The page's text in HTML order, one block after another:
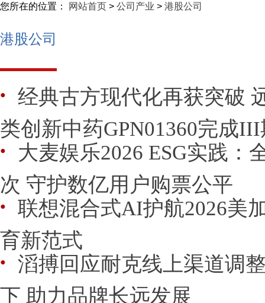
您所在的位置： 网站首页 > 公司产业 > 港股公司
港股公司
● 经典古方现代化再获突破
类创新中药GPN01360完成
● 大麦娱乐2026 ESG实践：
次 守护数亿用户购票公平
● 联想混合式AI护航2026美
育新范式
● 滔搏回应耐克线上渠道调
下 助力品牌长远发展